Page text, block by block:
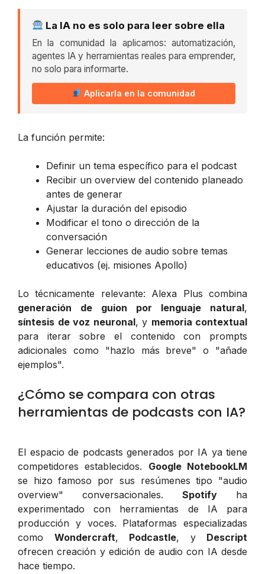
La IA no es solo para leer sobre ella
En la comunidad la aplicamos: automatización,
agentes IA y herramientas reales para emprender,
no solo para informarte.
Aplicarla en la comunidad
La función permite:
Definir un tema específico para el podcast
Recibir un overview del contenido planeado
antes de generar
Ajustar la duración del episodio
Modificar el tono o dirección de la
conversación
Generar lecciones de audio sobre temas
educativos (ej. misiones Apollo)
Lo técnicamente relevante: Alexa Plus combina
generación de guion por lenguaje natural,
síntesis de voz neuronal, y memoria contextual
para iterar sobre el contenido con prompts
adicionales como "hazlo más breve" o "añade
ejemplos".
¿Cómo se compara con otras
herramientas de podcasts con IA?
El espacio de podcasts generados por IA ya tiene
competidores establecidos. Google NotebookLM
se hizo famoso por sus resúmenes tipo "audio
overview" conversacionales. Spotify ha
experimentado con herramientas de IA para
producción y voces. Plataformas especializadas
como Wondercraft, Podcastle, y Descript
ofrecen creación y edición de audio con IA desde
hace tiempo.